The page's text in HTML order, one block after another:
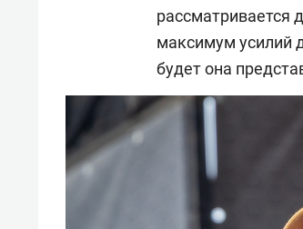
рассматривается
максимум усилий
будет она